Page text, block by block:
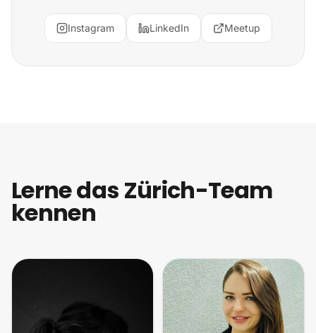
Instagram LinkedIn Meetup
Lerne das Zürich-Team
kennen